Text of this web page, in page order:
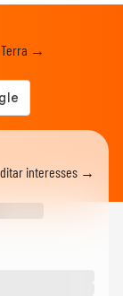
Terra →
interesses →